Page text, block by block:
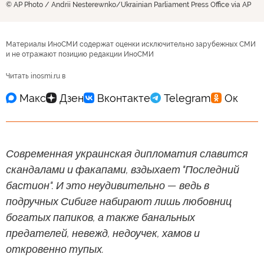
© AP Photo / Andrii Nesterewnko/Ukrainian Parliament Press Office via AP
Материалы ИноСМИ содержат оценки исключительно зарубежных СМИ
и не отражают позицию редакции ИноСМИ
Читать inosmi.ru в
Современная украинская дипломатия славится
скандалами и факапами, вздыхает "Последний
бастион". И это неудивительно — ведь в
подручных Сибиге набирают лишь любовниц
богатых папиков, а также банальных
предателей, невежд, недоучек, хамов и
откровенно тупых.